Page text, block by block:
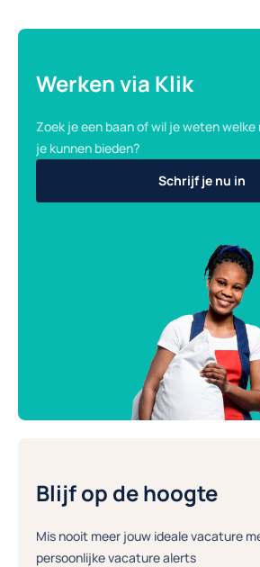
Werken via Klik
Zoek je een baan of wil je weten
je kunnen bieden?
Schrijf je nu in
Blijf op de hoogte
Mis nooit meer jouw ideale vacature
persoonlijke vacature alerts